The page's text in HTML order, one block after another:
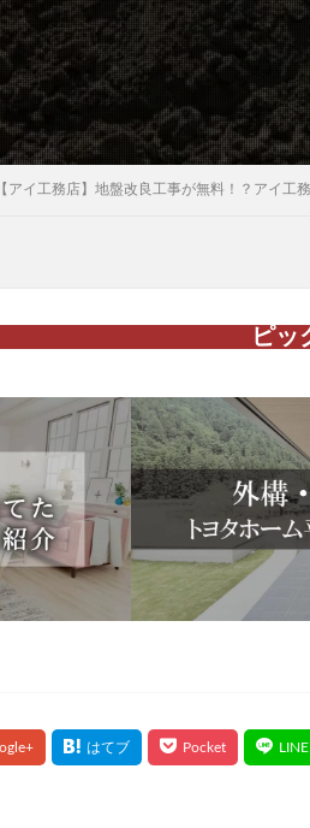
【アイ工務店】地盤改良工事が無料！？アイ工
ピッ